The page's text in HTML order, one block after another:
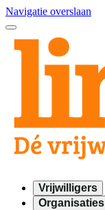
Navigatie overslaan
Vrijwilligers
Organisaties